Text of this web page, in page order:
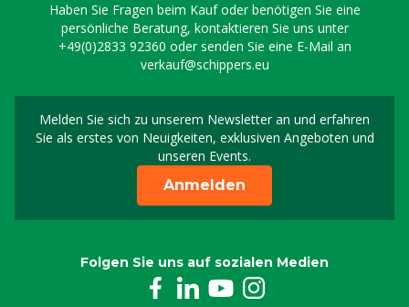
Haben Sie Fragen beim Kauf oder benötigen Sie eine
persönliche Beratung, kontaktieren Sie uns unter
+49(0)2833 92360 oder senden Sie eine E-Mail an
verkauf@schippers.eu
Melden Sie sich zu unserem Newsletter an und erfahren
Sie als erstes von Neuigkeiten, exklusiven Angeboten und
unseren Events.
Melden Sie sich für
Anmelden
Folgen Sie uns auf sozialen Medien